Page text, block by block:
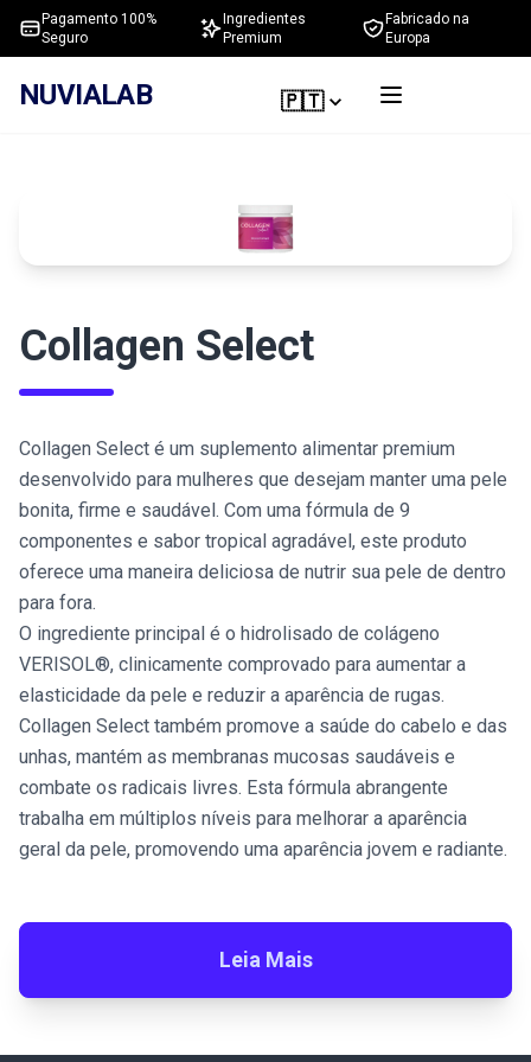
Pagamento 100%
Seguro
Ingredientes
Premium
Fabricado na
Europa
NUVIALAB 🇵🇹
Collagen Select
Collagen Select é um suplemento alimentar premium
desenvolvido para mulheres que desejam manter uma pele
bonita, firme e saudável. Com uma fórmula de 9
componentes e sabor tropical agradável, este produto
oferece uma maneira deliciosa de nutrir sua pele de dentro
para fora.
O ingrediente principal é o hidrolisado de colágeno
VERISOL®, clinicamente comprovado para aumentar a
elasticidade da pele e reduzir a aparência de rugas.
Collagen Select também promove a saúde do cabelo e das
unhas, mantém as membranas mucosas saudáveis e
combate os radicais livres. Esta fórmula abrangente
trabalha em múltiplos níveis para melhorar a aparência
geral da pele, promovendo uma aparência jovem e radiante.
Leia Mais